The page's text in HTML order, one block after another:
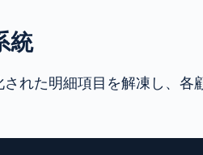
統
れた明細項目を解凍し、